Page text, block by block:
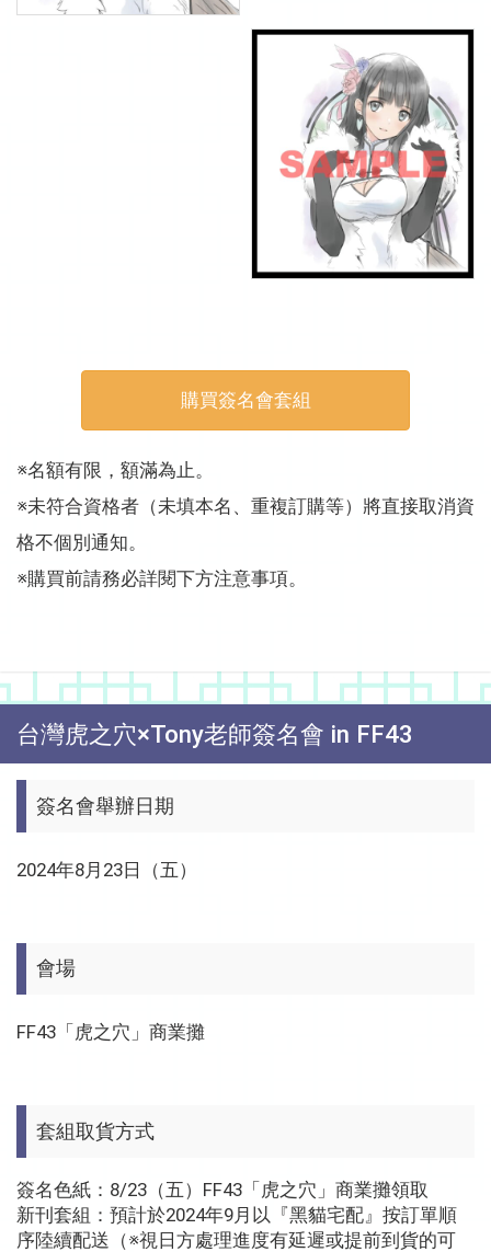
購買簽名會套組
※名額有限，額滿為止。
※未符合資格者（未填本名、重複訂購等）將直接取消資
格不個別通知。
※購買前請務必詳閱下方注意事項。
台灣虎之穴×Tony老師簽名會 in FF43
簽名會舉辦日期
2024年8月23日（五）
會場
FF43「虎之穴」商業攤
套組取貨方式
簽名色紙：8/23（五）FF43「虎之穴」商業攤領取
新刊套組：預計於2024年9月以『黑貓宅配』按訂單順
序陸續配送（※視日方處理進度有延遲或提前到貨的可